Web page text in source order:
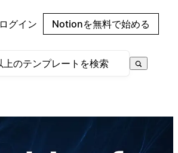
ログイン Notionを無料で始める